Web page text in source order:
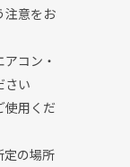
注意をお
コン・
さい
使用くだ
定の場所